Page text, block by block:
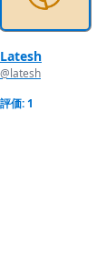
Latesh
@latesh
評価: 1